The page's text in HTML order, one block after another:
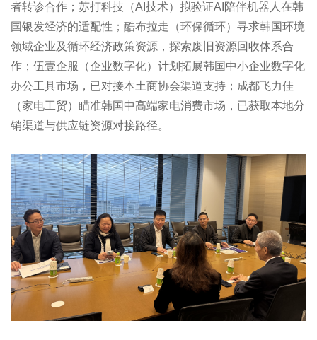
者转诊合作；苏打科技（AI技术）拟验证AI陪伴机器人在韩
国银发经济的适配性；酷布拉走（环保循环）寻求韩国环境
领域企业及循环经济政策资源，探索废旧资源回收体系合
作；伍壹企服（企业数字化）计划拓展韩国中小企业数字化
办公工具市场，已对接本土商协会渠道支持；成都飞力佳
（家电工贸）瞄准韩国中高端家电消费市场，已获取本地分
销渠道与供应链资源对接路径。